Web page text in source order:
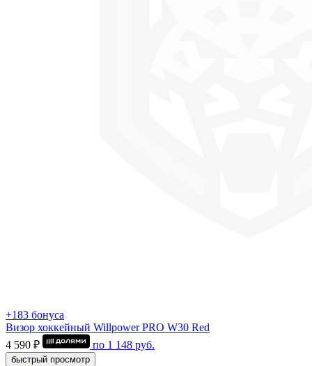
+183 бонуса
Визор хоккейный Willpower PRO W30 Red
4 590 ₽
по 1 148 руб.
быстрый просмотр